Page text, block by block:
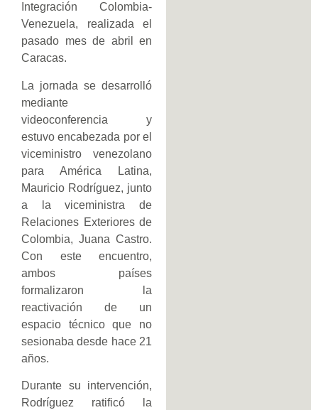
Integración Colombia-
Venezuela, realizada el
pasado mes de abril en
Caracas.
La jornada se desarrolló
mediante
videoconferencia y
estuvo encabezada por el
viceministro venezolano
para América Latina,
Mauricio Rodríguez, junto
a la viceministra de
Relaciones Exteriores de
Colombia, Juana Castro.
Con este encuentro,
ambos países
formalizaron la
reactivación de un
espacio técnico que no
sesionaba desde hace 21
años.
Durante su intervención,
Rodríguez ratificó la